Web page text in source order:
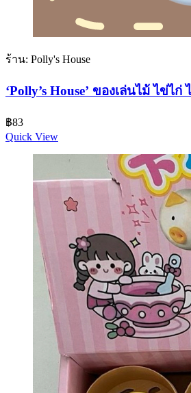
ร้าน: Polly's House
‘Polly’s House’ ของเล่นไม้ ไข่ไ
฿83
Quick View